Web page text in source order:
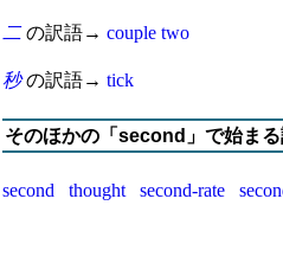
二の訳語→ couple two
秒の訳語→ tick
そのほかの「second」で始ま
second thought second-rate